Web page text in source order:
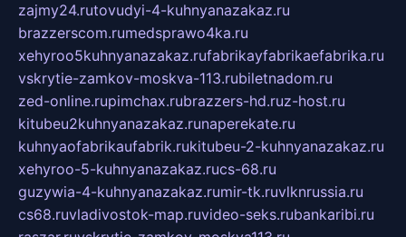
zajmy24.rutovudyi-4-kuhnyanazakaz.ru
brazzerscom.rumedsprawo4ka.ru
xehyroo5kuhnyanazakaz.rufabrikayfabrikaefabrika.ru
vskrytie-zamkov-moskva-113.rubiletnadom.ru
zed-online.rupimchax.rubrazzers-hd.ruz-host.ru
kitubeu2kuhnyanazakaz.runaperekate.ru
kuhnyaofabrikaufabrik.rukitubeu-2-kuhnyanazakaz.ru
xehyroo-5-kuhnyanazakaz.rucs-68.ru
guzywia-4-kuhnyanazakaz.rumir-tk.ruvlknrussia.ru
cs68.ruvladivostok-map.ruvideo-seks.rubankaribi.ru